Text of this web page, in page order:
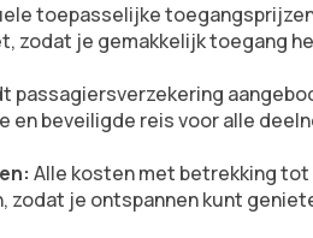
toepasselijke
zodat je gemakkelijk toegang
passagiersverzekering
en beveiligde reis voor alle
Alle kosten met betrekking
zodat je ontspannen kunt